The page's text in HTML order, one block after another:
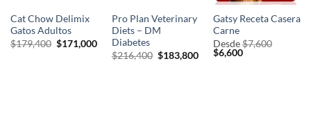
Cat Chow Delimix
Gatos Adultos
$179,400 El
precio
$171,000El
precio
actual
Pro Plan Veterinary
Diets – DM
Diabetes
$216,400 El
precio
$183,800El
Gatsy Receta Casera
Carne
Desde$7,600
El
precio
$6,600El